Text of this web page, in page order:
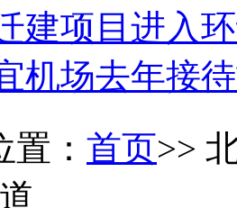
建项目进入
机场去年接
： 首页>>